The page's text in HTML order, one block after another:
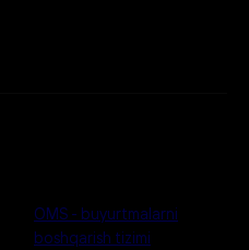
OMS - buyurtmalarni
boshqarish tizimi